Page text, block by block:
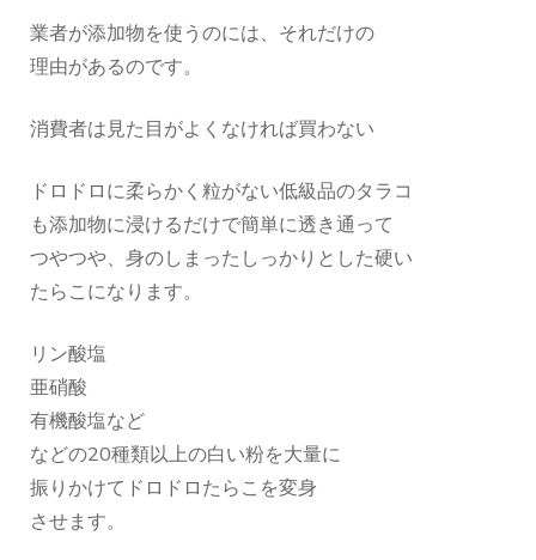
業者が添加物を使うのには、それだけの
理由があるのです。
消費者は見た目がよくなければ買わない
ドロドロに柔らかく粒がない低級品のタラコ
も添加物に浸けるだけで簡単に透き通って
つやつや、身のしまったしっかりとした硬い
たらこになります。
リン酸塩
亜硝酸
有機酸塩など
などの20種類以上の白い粉を大量に
振りかけてドロドロたらこを変身
させます。